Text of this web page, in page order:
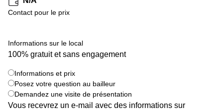
Lyon
Centre
Montpellier
Contact pour le prix
Informations sur le local
100% gratuit et sans engagement
Informations et prix
Posez votre question au bailleur
Demandez une visite de présentation
Vous recevrez un e-mail avec des informations sur